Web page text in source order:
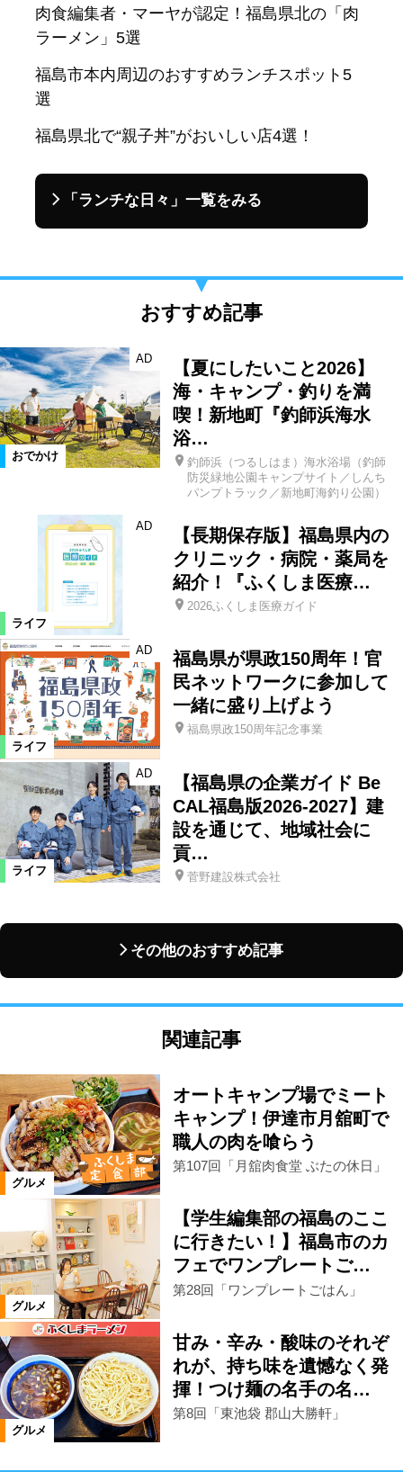
肉食編集者・マーヤが認定！福島県北の「肉
ラーメン」5選
福島市本内周辺のおすすめランチスポット5
選
福島県北で“親子丼”がおいしい店4選！
「ランチな日々」一覧をみる
おすすめ記事
おでかけ
AD
【夏にしたいこと2026】
海・キャンプ・釣りを満
喫！新地町『釣師浜海水
浴…
釣師浜（つるしはま）海水浴場（釣師
防災緑地公園キャンプサイト／しんち
パンプトラック／新地町海釣り公園）
ライフ
AD
【長期保存版】福島県内の
クリニック・病院・薬局を
紹介！『ふくしま医療…
2026ふくしま医療ガイド
ライフ
AD
福島県が県政150周年！官
民ネットワークに参加して
一緒に盛り上げよう
福島県政150周年記念事業
ライフ
AD
【福島県の企業ガイド Be
CAL福島版2026-2027】建
設を通じて、地域社会に
貢…
菅野建設株式会社
その他のおすすめ記事
関連記事
グルメ
オートキャンプ場でミート
キャンプ！伊達市月舘町で
職人の肉を喰らう
第107回「月舘肉食堂 ぶたの休日」
グルメ
【学生編集部の福島のここ
に行きたい！】福島市のカ
フェでワンプレートご…
第28回「ワンプレートごはん」
グルメ
甘み・辛み・酸味のそれぞ
れが、持ち味を遺憾なく発
揮！つけ麺の名手の名…
第8回「東池袋 郡山大勝軒」